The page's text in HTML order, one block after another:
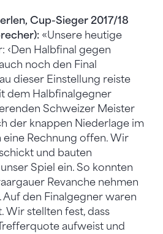
Cup-Sieger 2017/18
«Unsere heutige
‹Den Halbfinal gegen
noch den Final
dieser Einstellung reiste
dem Halbfinalgegner
Schweizer Meister
der knappen Niederlage im
eine Rechnung offen. Wir
und bauten
Spiel ein. So konnten
Revanche nehmen
Auf den Finalgegner waren
Wir stellten fest, dass
aufweist und